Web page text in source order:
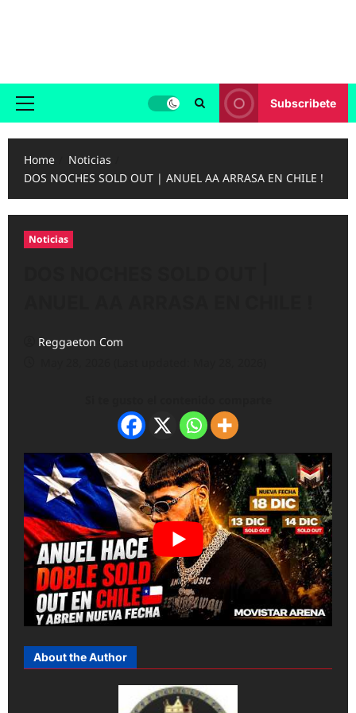
Primary
Subscribete
Home
Noticias
DOS NOCHES SOLD OUT | ANUEL AA ARRASA EN CHILE !
Noticias
Reggaeton Com
About the Author